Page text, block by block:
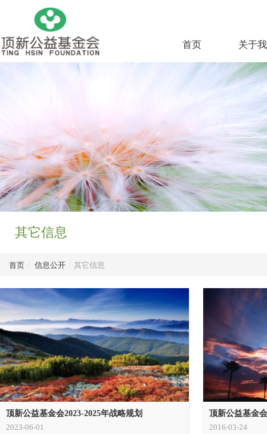
首页 关于
其它信息
首页 / 信息公开 / 其它信息
顶新公益基金会2023-2025年战略规划
2023-06-01
顶新公益基金
2016-03-24